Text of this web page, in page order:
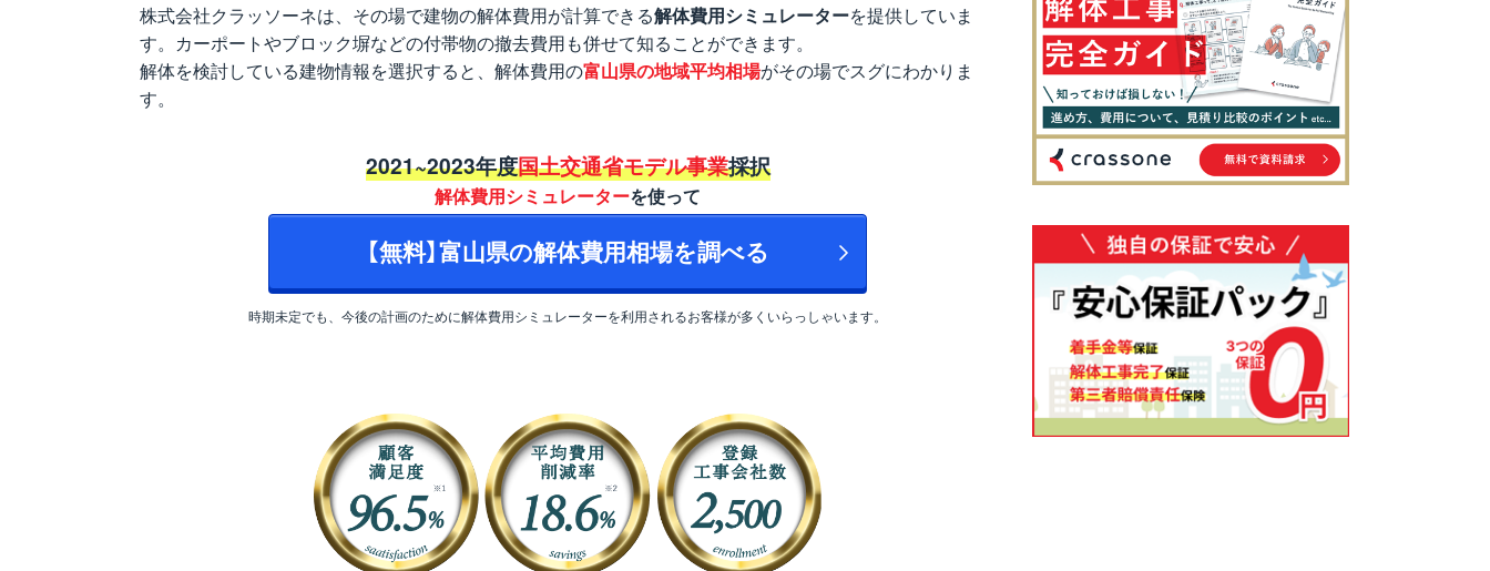
株式会社クラッソーネは、その場で建物の解体費用が計算できる解体費用シミュレーターを提供していま
す。カーポートやブロック塀などの付帯物の撤去費用も併せて知ることができます。
解体を検討している建物情報を選択すると、解体費用の富山県の地域平均相場がその場でスグにわかりま
す。
2021~2023年度国土交通省モデル事業採択
解体費用シミュレーターを使って
【無料】富山県の解体費用相場を調べる
時期未定でも、今後の計画のために解体費用シミュレーターを利用されるお客様が多くいらっしゃいます。